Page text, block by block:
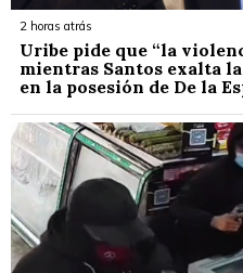
2 horas atrás
Uribe pide que “la
mientras Santos exalta
en la posesión de De la